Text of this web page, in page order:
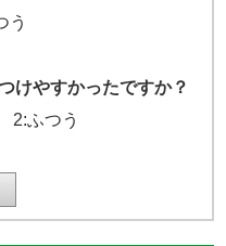
う
けやすかったですか？
2:ふつう